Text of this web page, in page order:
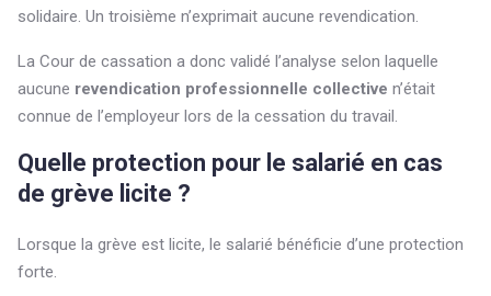
solidaire. Un troisième n’exprimait aucune revendication.
La Cour de cassation a donc validé l’analyse selon laquelle
aucune revendication professionnelle collective n’était
connue de l’employeur lors de la cessation du travail.
Quelle protection pour le salarié en cas
de grève licite ?
Lorsque la grève est licite, le salarié bénéficie d’une protection
forte.